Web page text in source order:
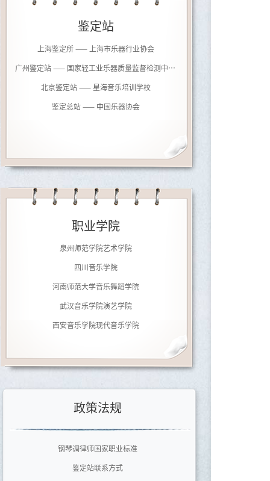
鉴定站
上海鉴定所 —— 上海市乐器行业协会
广州鉴定站 —— 国家轻工业乐器质量监督检测中心（广州）
北京鉴定站 —— 星海音乐培训学校
鉴定总站 —— 中国乐器协会
职业学院
济南大学音乐学院
南京师范大学音乐学院
广东文艺职业学院
泉州师范学院艺术学院
四川音乐学院
河南师范大学音乐舞蹈学院
武汉音乐学院演艺学院
西安音乐学院现代音乐学院
北京劲松职业高中
政策法规
钢琴调律师国家职业标准
鉴定站联系方式